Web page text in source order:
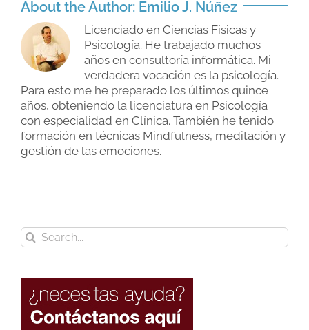
About the Author: Emilio J. Núñez
Licenciado en Ciencias Físicas y
Psicología. He trabajado muchos
años en consultoría informática. Mi
verdadera vocación es la psicología.
Para esto me he preparado los últimos quince
años, obteniendo la licenciatura en Psicología
con especialidad en Clínica. También he tenido
formación en técnicas Mindfulness, meditación y
gestión de las emociones.
Search
for: